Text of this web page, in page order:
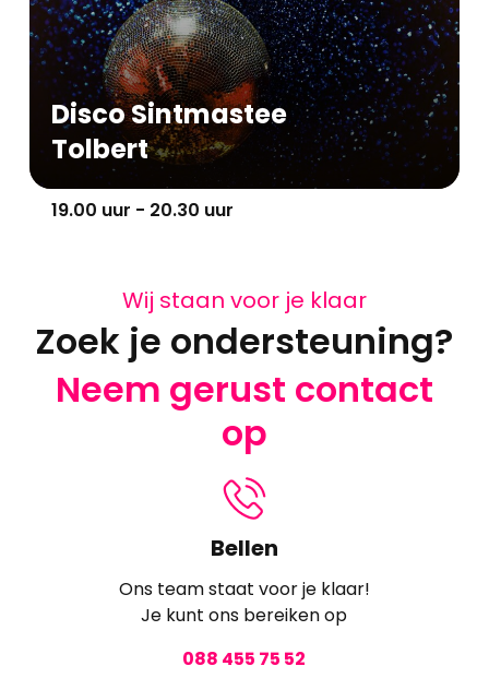
Disco Sintmastee
Tolbert
19.00 uur - 20.30 uur
Wij staan voor je klaar
Zoek je ondersteuning?
Neem gerust contact
op
Bellen
Ons team staat voor je klaar!
Je kunt ons bereiken op
088 455 75 52